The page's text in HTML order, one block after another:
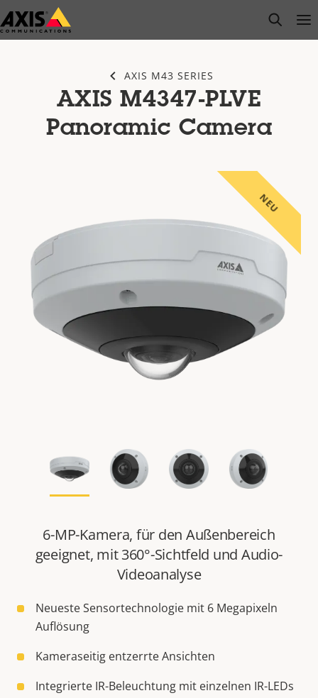
Zum
Hauptinhalt
open
AXIS M43 SERIES
AXIS M4347-PLVE
Panoramic Camera
NEU
6-MP-Kamera, für den Außenbereich
geeignet, mit 360°-Sichtfeld und Audio-
Videoanalyse
Neueste Sensortechnologie mit 6 Megapixeln
Auflösung
Kameraseitig entzerrte Ansichten
Integrierte IR-Beleuchtung mit einzelnen IR-LEDs